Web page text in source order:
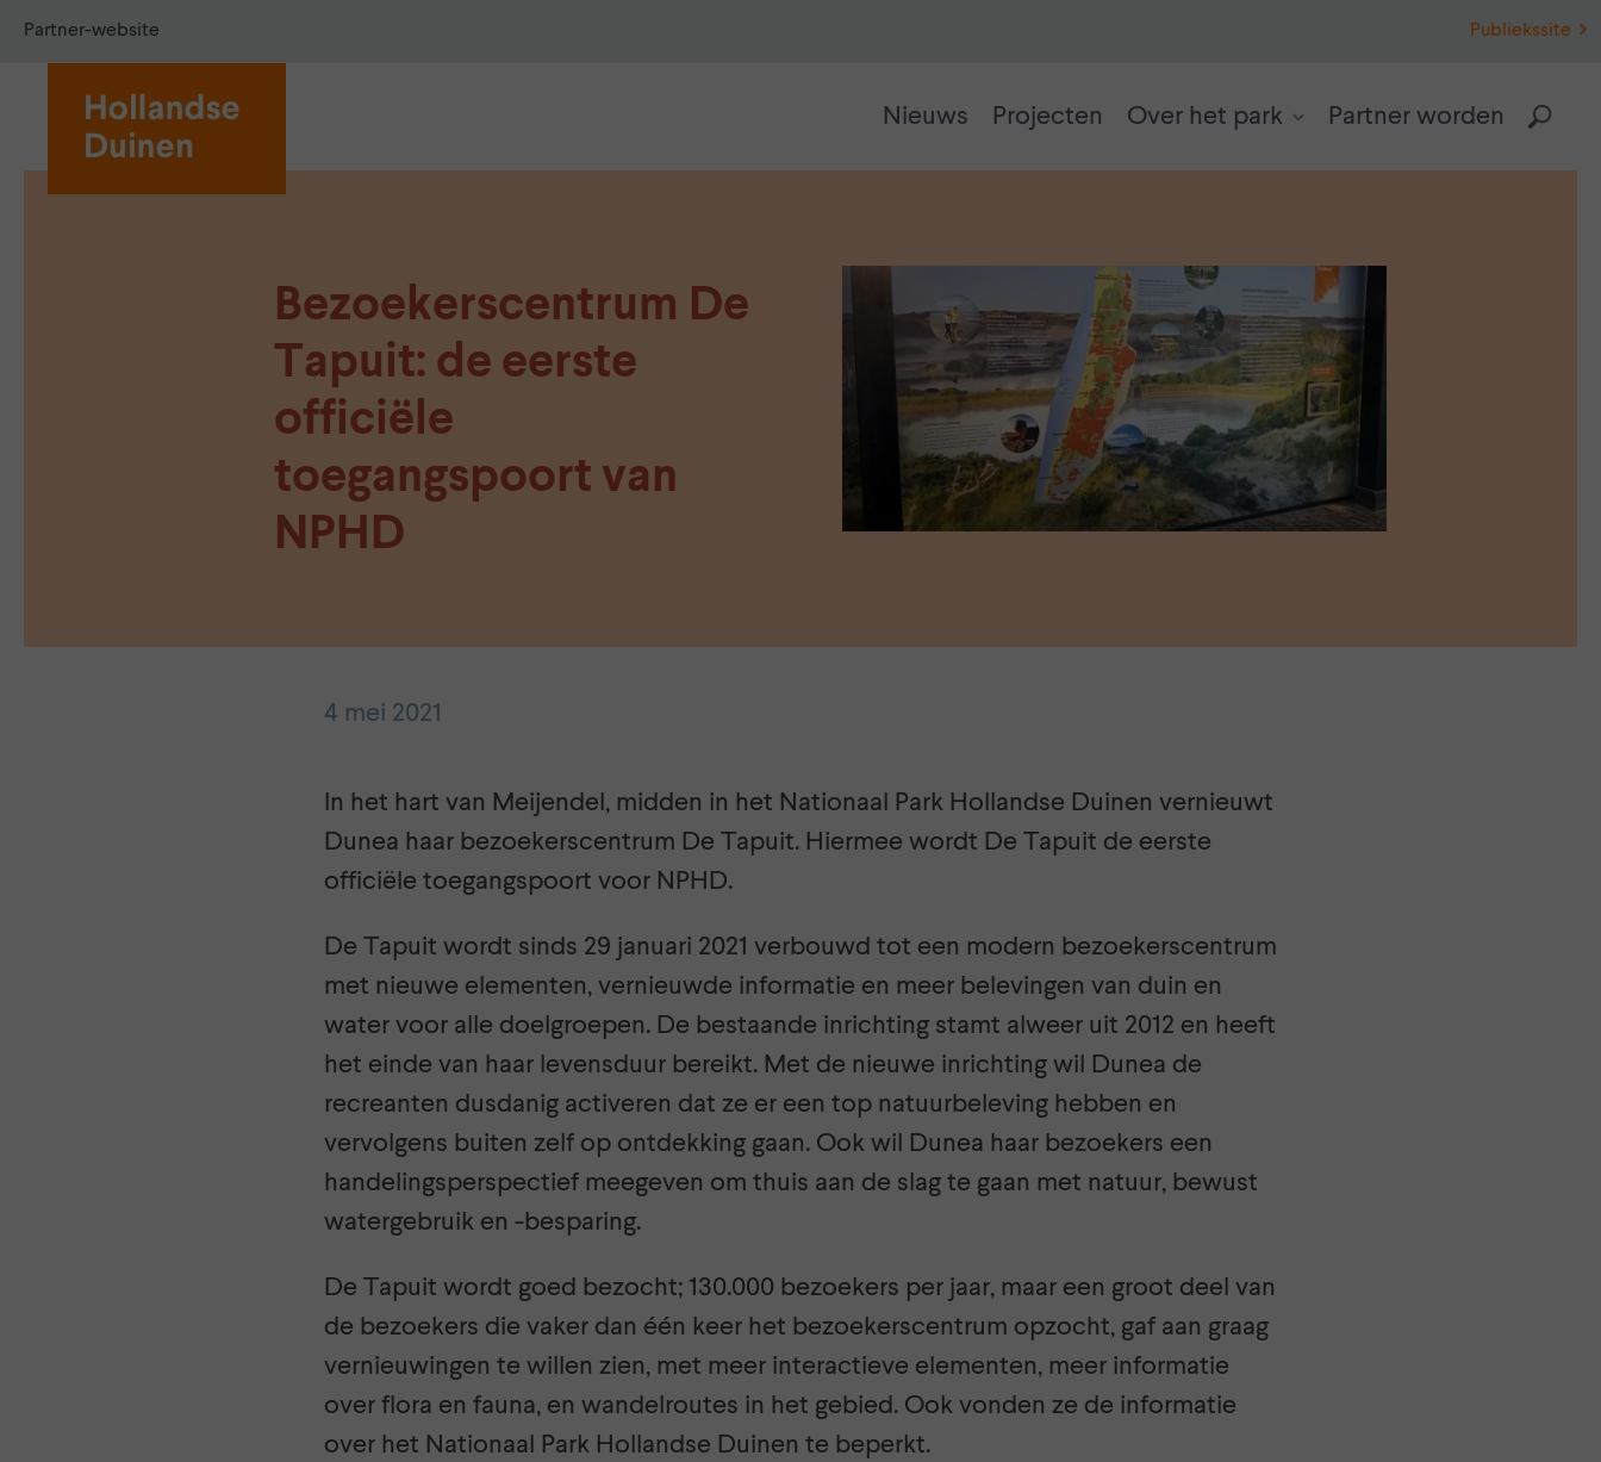
Partner-website Publiekssite
Nieuws Projecten Over het park Partner worden
Bezoekerscentrum De
Tapuit: de eerste
officiële
toegangspoort van
NPHD
4 mei 2021
In het hart van Meijendel, midden in het Nationaal Park Hollandse Duinen vernieuwt
Dunea haar bezoekerscentrum De Tapuit. Hiermee wordt De Tapuit de eerste
officiële toegangspoort voor NPHD.
De Tapuit wordt sinds 29 januari 2021 verbouwd tot een modern bezoekerscentrum
met nieuwe elementen, vernieuwde informatie en meer belevingen van duin en
water voor alle doelgroepen. De bestaande inrichting stamt alweer uit 2012 en heeft
het einde van haar levensduur bereikt. Met de nieuwe inrichting wil Dunea de
recreanten dusdanig activeren dat ze er een top natuurbeleving hebben en
vervolgens buiten zelf op ontdekking gaan. Ook wil Dunea haar bezoekers een
handelingsperspectief meegeven om thuis aan de slag te gaan met natuur, bewust
watergebruik en -besparing.
De Tapuit wordt goed bezocht; 130.000 bezoekers per jaar, maar een groot deel van
de bezoekers die vaker dan één keer het bezoekerscentrum opzocht, gaf aan graag
vernieuwingen te willen zien, met meer interactieve elementen, meer informatie
over flora en fauna, en wandelroutes in het gebied. Ook vonden ze de informatie
over het Nationaal Park Hollandse Duinen te beperkt.